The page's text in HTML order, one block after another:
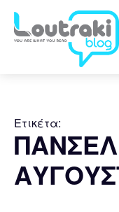
Ετικέτα: